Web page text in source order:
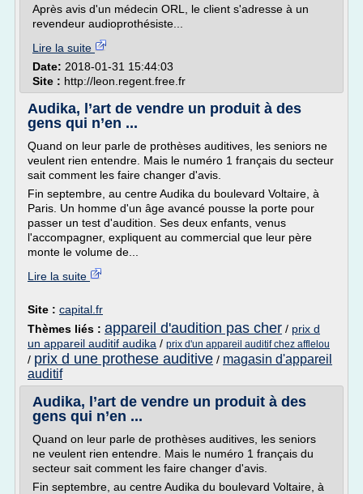
Après avis d'un médecin ORL, le client s'adresse à un
revendeur audioprothésiste...
Lire la suite
Date: 2018-01-31 15:44:03
Site : http://leon.regent.free.fr
Audika, l’art de vendre un produit à des
gens qui n’en ...
Quand on leur parle de prothèses auditives, les seniors ne
veulent rien entendre. Mais le numéro 1 français du secteur
sait comment les faire changer d'avis.
Fin septembre, au centre Audika du boulevard Voltaire, à
Paris. Un homme d'un âge avancé pousse la porte pour
passer un test d'audition. Ses deux enfants, venus
l'accompagner, expliquent au commercial que leur père
monte le volume de...
Lire la suite
Site : capital.fr
Thèmes liés : appareil d'audition pas cher / prix d
un appareil auditif audika / prix d'un appareil auditif chez afflelou
/ prix d une prothese auditive / magasin d'appareil
auditif
Audika, l’art de vendre un produit à des
gens qui n’en ...
Quand on leur parle de prothèses auditives, les seniors
ne veulent rien entendre. Mais le numéro 1 français du
secteur sait comment les faire changer d'avis.
Fin septembre, au centre Audika du boulevard Voltaire, à